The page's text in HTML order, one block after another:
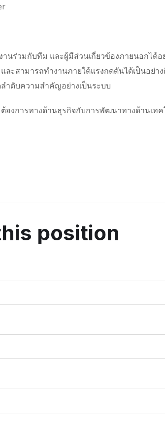
นร่วมกับทีม และผู้มีส่วนเกี่ยวข้องภายนอกได้
ละสามารถทำงานภายใต้แรงกดดันได้เป็นอย่า
ำดับความสำคัญอย่างเป็นระบบ
องการทางด้านธุรกิจกับการพัฒนาทางด้านเ
position